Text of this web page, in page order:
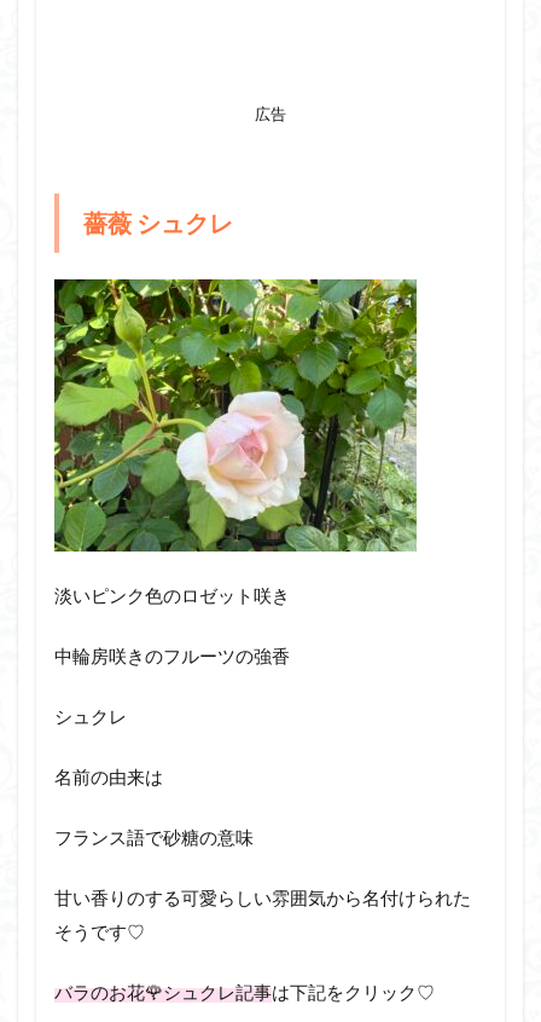
広告
薔薇 シュクレ
淡いピンク色のロゼット咲き
中輪房咲きのフルーツの強香
シュクレ
名前の由来は
フランス語で砂糖の意味
甘い香りのする可愛らしい雰囲気から名付けられた
そうです♡
バラのお花🌹シュクレ記事は下記をクリック♡